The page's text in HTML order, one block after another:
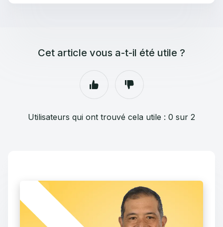
Cet article vous a-t-il été utile ?
Utilisateurs qui ont trouvé cela utile : 0 sur 2